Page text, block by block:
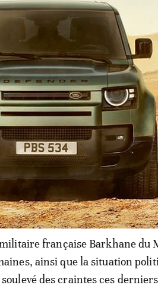
morts dans des actes
le contingent égyptien a eu
nord du Mali, où deux
grièvement blessés.
française Barkhane du
ainsi que la situation
des craintes ces